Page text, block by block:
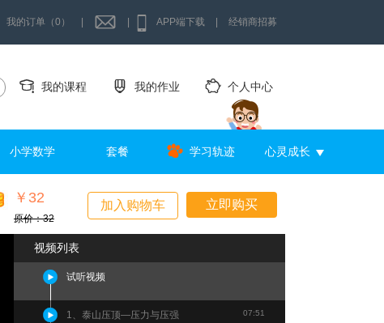
我的订单（0） APP端下载 经销商招募
我的课程 我的作业 个人中心
小学数学 套餐 学习轨迹 心灵成长
立即购买
加入购物车
￥32
原价：32
视频列表
试听视频
1、泰山压顶—压力与压强 07:51